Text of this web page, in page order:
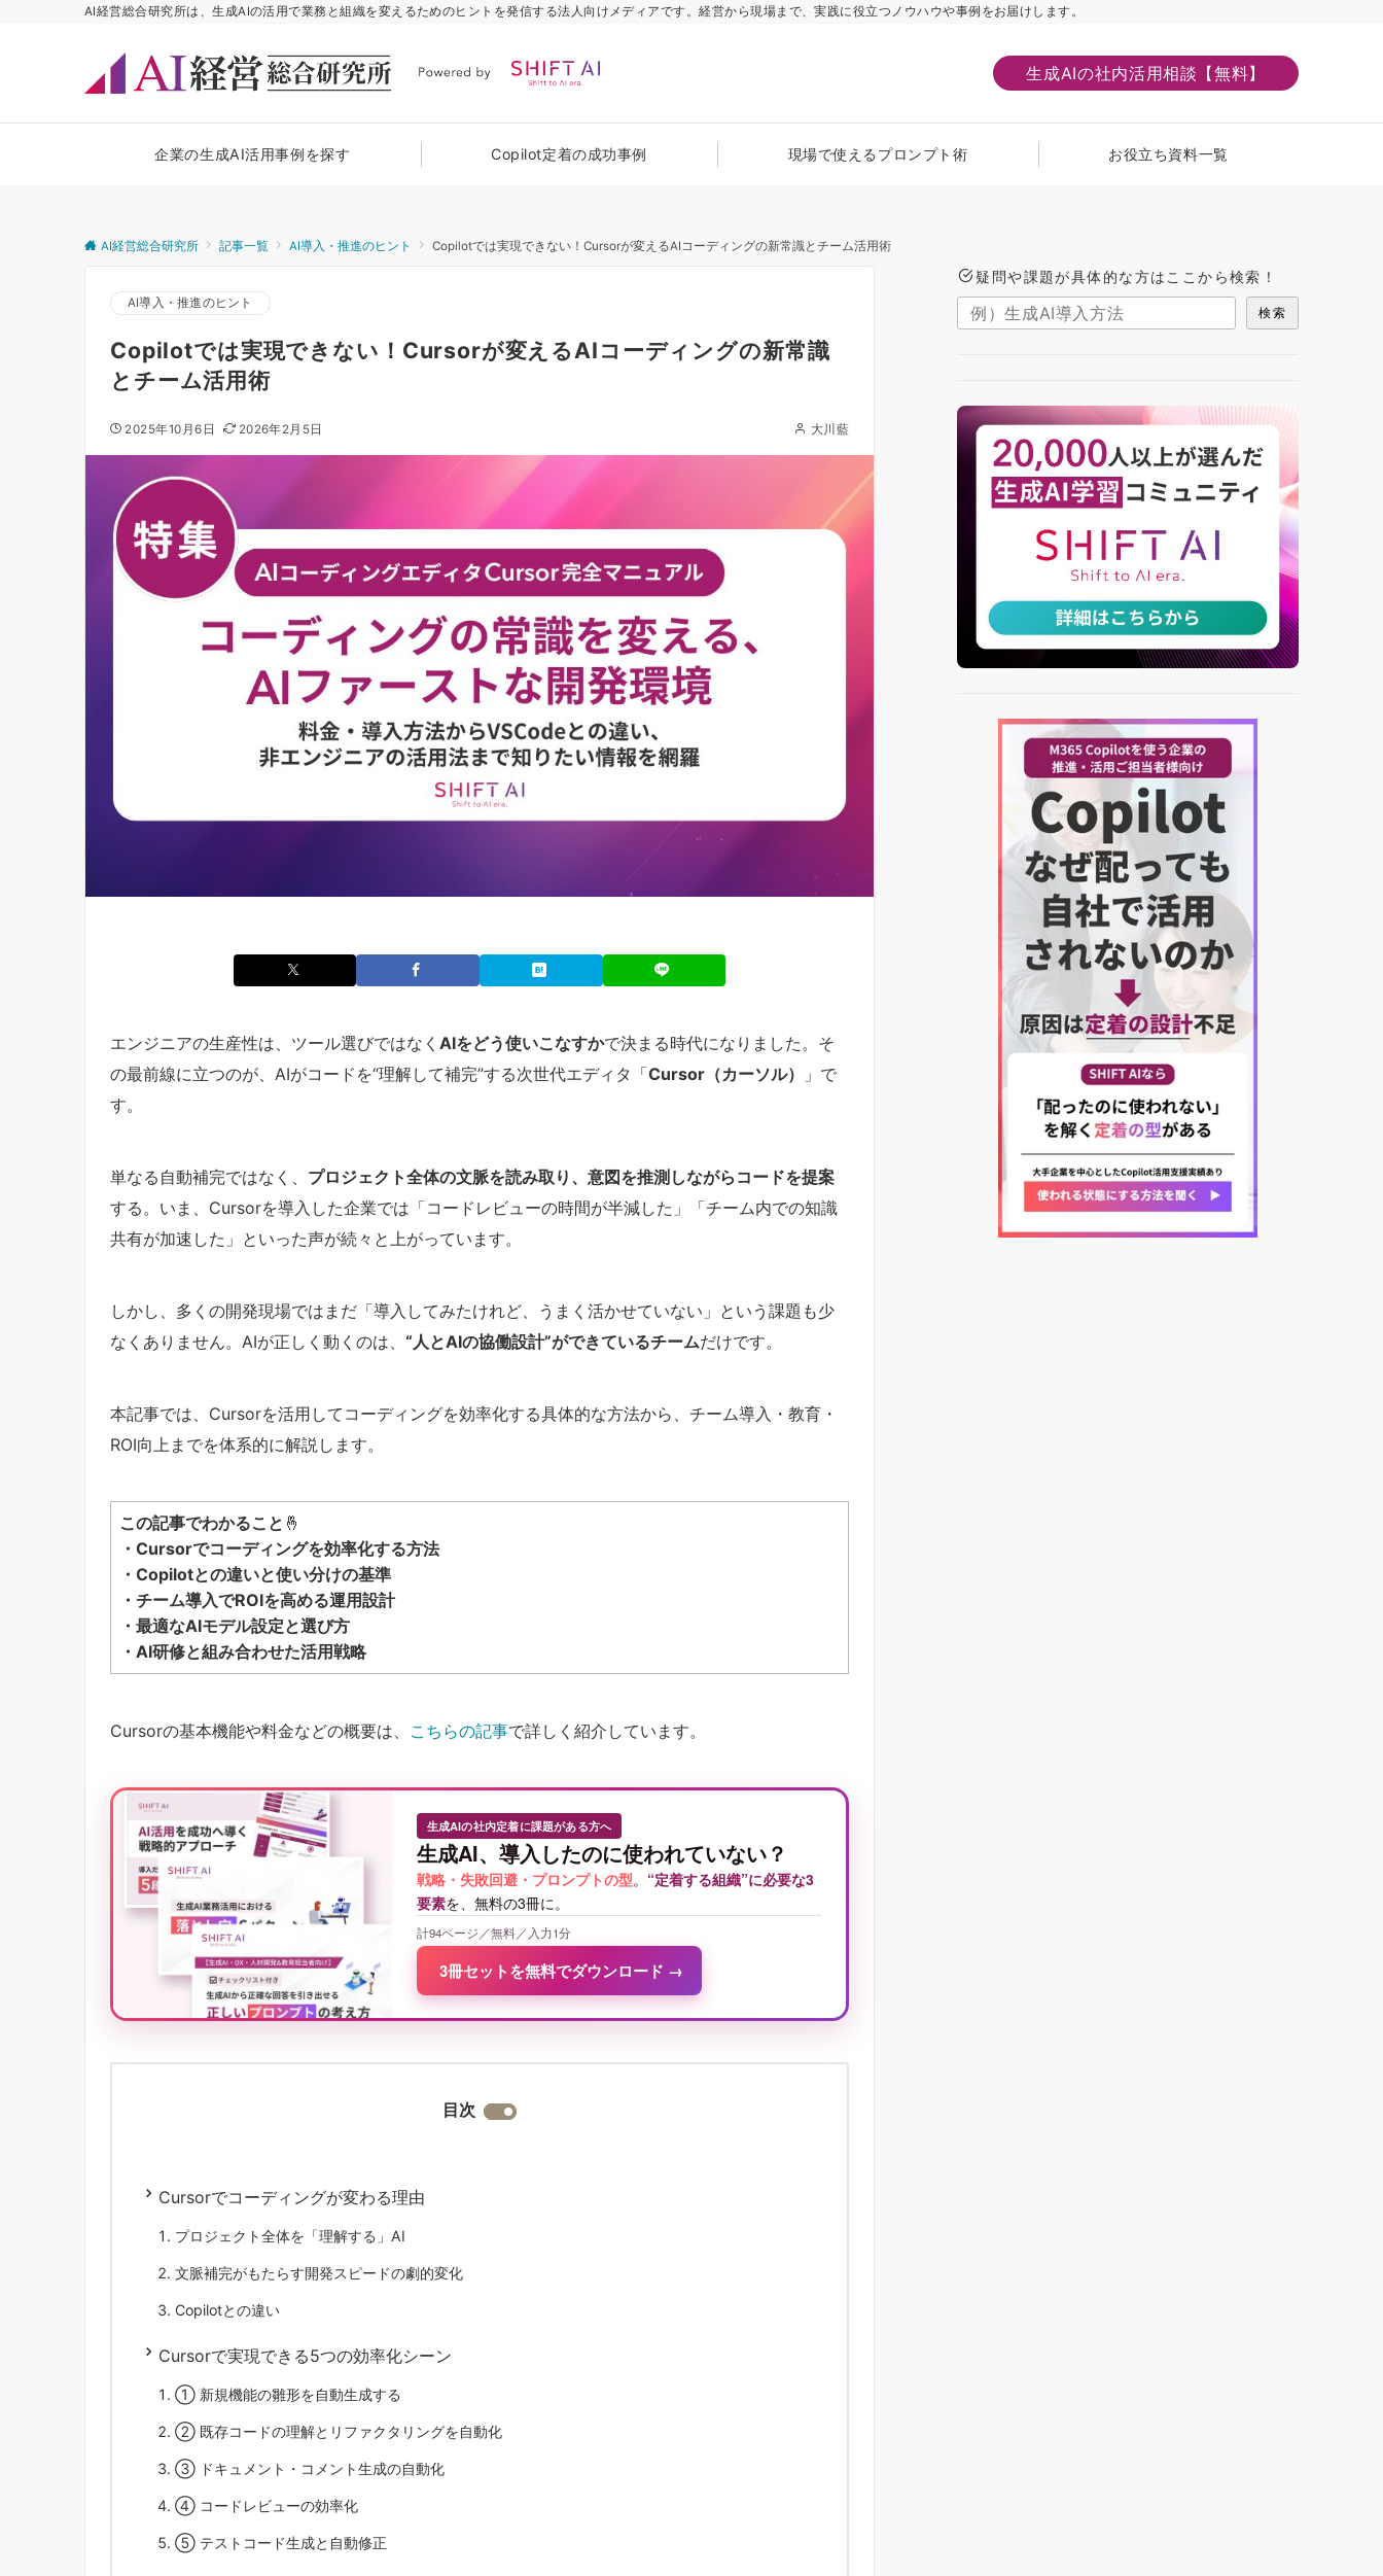
AI経営総合研究所は、生成AIの活用で業務と組織を変えるためのヒントを発信する法人向けメディアです。経営から現場まで、実践に役立つノウハウや事例をお届けします。
生成AIの社内活用相談【無料】
企業の生成AI活用事例を探す Copilot定着の成功事例 現場で使えるプロンプト術 お役立ち資料一覧
AI経営総合研究所 記事一覧 AI導入・推進のヒント Copilotでは実現できない！Cursorが変えるAIコーディングの新常識とチーム活用術
AI導入・推進のヒント
Copilotでは実現できない！Cursorが変えるAIコーディングの新常識
とチーム活用術
2025年10月6日 2026年2月5日 大川藍
エンジニアの生産性は、ツール選びではなく AIをどう使いこなすかで決まる時代になりました。そ
の最前線に立つのが、AIがコードを“理解して補完”する次世代エディタ「Cursor（カーソル）
」で
す。
単なる自動補完ではなく、 プロジェクト全体の文脈を読み取り、意図を推測しながらコードを提案
する。いま、Cursorを導入した企業では「コードレビューの時間が半減した」「チーム内での知識
共有が加速した」といった声が続々と上がっています。
しかし、多くの開発現場ではまだ「導入してみたけれど、うまく活かせていない」という課題も少
なくありません。AIが正しく動くのは、 “人とAIの協働設計”ができているチームだけです。
本記事では、Cursorを活用してコーディングを効率化する具体的な方法から、チーム導入・教育・
ROI向上までを体系的に解説します。
この記事でわかること 🤞
・Cursorでコーディングを効率化する方法
・Copilotとの違いと使い分けの基準
・チーム導入でROIを高める運用設計
・最適なAIモデル設定と選び方
・AI研修と組み合わせた活用戦略
Cursorの基本機能や料金などの概要は、 こちらの記事で詳しく紹介しています。
生成AIの社内定着に課題がある方へ
生成AI、導入したのに使われていない？
戦略・失敗回避・プロンプトの型。 “定着する組織”に必要な3
要素を、無料の3冊に。
計94ページ／無料／入力1分
3冊セットを無料でダウンロード →
目次
Cursorでコーディングが変わる理由
プロジェクト全体を「理解する」AI
文脈補完がもたらす開発スピードの劇的変化
Copilotとの違い
Cursorで実現できる5つの効率化シーン
① 新規機能の雛形を自動生成する
② 既存コードの理解とリファクタリングを自動化
③ ドキュメント・コメント生成の自動化
④ コードレビューの効率化
⑤ テストコード生成と自動修正
疑問や課題が具体的な方はここから検索！
検索